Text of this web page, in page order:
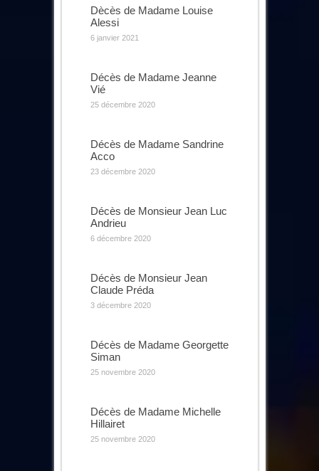
Dècès de Madame Louise
Alessi
6 janvier 2021
Décès de Madame Jeanne
Vié
25 décembre 2020
Décès de Madame Sandrine
Acco
23 décembre 2020
Décès de Monsieur Jean Luc
Andrieu
6 décembre 2020
Décès de Monsieur Jean
Claude Préda
3 décembre 2020
Décès de Madame Georgette
Siman
25 novembre 2020
Décès de Madame Michelle
Hillairet
25 novembre 2020